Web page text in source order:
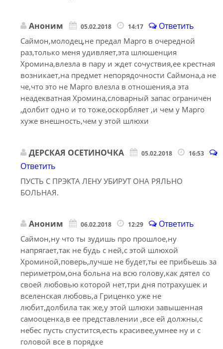
Аноним 05.02.2018 14:17 Ответить
Саймон,молодец,не предал Марго в очередной
раз,только меня удивляет,эта шлюшенция
Хромина,влезла в пару и ждет сочуствия,ее крестная
возникает,на предмет непорядочности Саймона,а не
че,что это не Марго влезла в отношения,а эта
неадекватная Хромина,словарный запас ограничен
,долбит одно и то тоже,оскорбляет ,и чем у Марго
хуже внешность,чем у этой шлюхи
ДЕРСКАЯ ОСЕТИНОЧКА 05.02.2018 16:53
Ответить
ПУСТЬ С ПРЭКТА ЛЕНУ УБИРУТ ОНА РЯЛЬНО
БОЛЬНАЯ.
Аноним 06.02.2018 12:29 Ответить
Саймон,ну что ты зудишь про прошлое,ну
напрягает,так не будь с ней,с этой шлюхой
Хроминой,поверь,лучше не будет,ты ее прибьешь за
периметром,она больна на всю голову,как дятел со
своей любовью которой нет,три дня потрахушек и
вселенская любовь,а Гриценко уже не
любит,долбила так же,у этой шлюхи завышенная
самооценка,в ее представлении ,все ей должны,с
небес пусть спустится,есть красивее,умнее ну и с
головой все в порядке